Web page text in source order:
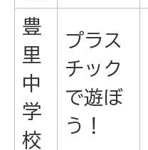
豊
里
中
学
校
プラス
チック
で遊ぼ
う！